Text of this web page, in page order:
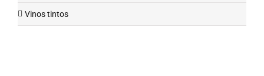
Vinos tintos